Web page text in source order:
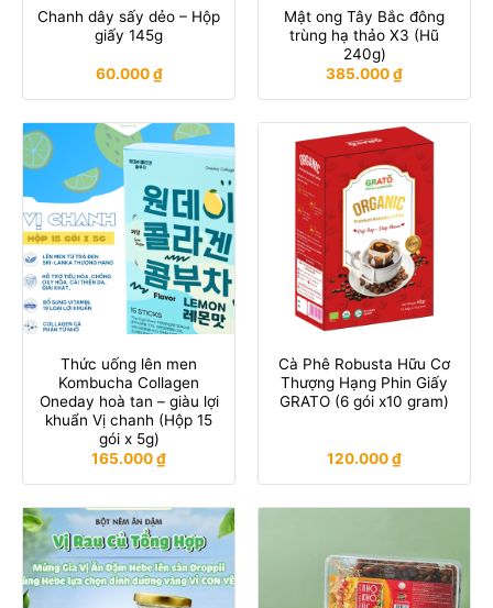
Chanh dây sấy dẻo – Hộp
giấy 145g
60.000₫
Mật ong Tây Bắc đông
trùng hạ thảo X3 (Hũ
240g)
385.000₫
Thức uống lên men
Kombucha Collagen
Oneday hoà tan – giàu lợi
khuẩn Vị chanh (Hộp 15
gói x 5g)
165.000₫
Cà Phê Robusta Hữu Cơ
Thượng Hạng Phin Giấy
GRATO (6 gói x10 gram)
120.000₫